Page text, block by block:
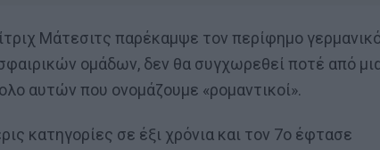
Μάτεσιτς παρέκαμψε τον περίφημο
ομάδων, δεν θα συγχωρεθεί ποτέ από
αυτών που ονομάζουμε «ρομαντικοί».
κατηγορίες σε έξι χρόνια και τον 7ο έφτασε